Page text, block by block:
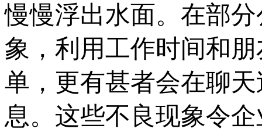
慢慢浮出水面。在部
象，利用工作时间和
单，更有甚者会在聊
息。这些不良现象令